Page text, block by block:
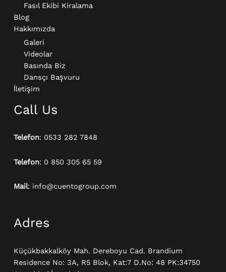
Fasıl Ekibi Kiralama
Blog
Hakkımızda
Galeri
Videolar
Basında Biz
Dansçı Başvuru
İletişim
Call Us
Telefon: 0533 282 7848
Telefon: 0 850 305 65 59
Mail: info@cuentogroup.com
Adres
Küçükbakkalköy Mah. Dereboyu Cad. Brandium
Residence No: 3A, R5 Blok, Kat:7 D.No: 48 PK:34750